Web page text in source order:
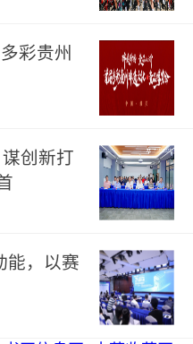
彩贵州
创新打
能，以赛